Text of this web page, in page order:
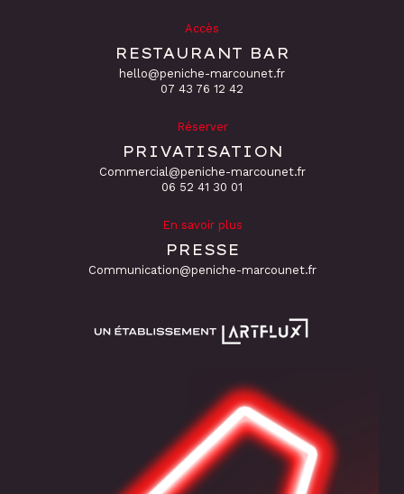
Accès
RESTAURANT BAR
hello@peniche-marcounet.fr
‭07 43 76 12 42
Réserver
PRIVATISATION
Commercial@peniche-marcounet.fr
06 52 41 30 01
En savoir plus
PRESSE
Communication@peniche-marcounet.fr